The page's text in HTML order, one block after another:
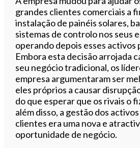
grandes clientes comerciais a
instalação de painéis solares,
sistemas de controlo nos seus
operando depois esses activos
Embora esta decisão arrojada
seu negócio tradicional, os
empresa argumentaram ser
eles próprios a causar
do que esperar que os rivais o
além disso, a gestão dos
clientes era uma nova e
oportunidade de negócio.